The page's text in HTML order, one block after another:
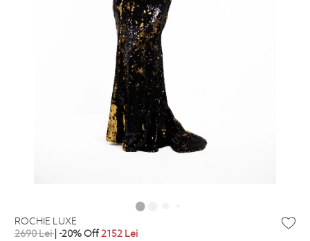
ROCHIE LUXE
2690Lei| -20% Off2152 Lei